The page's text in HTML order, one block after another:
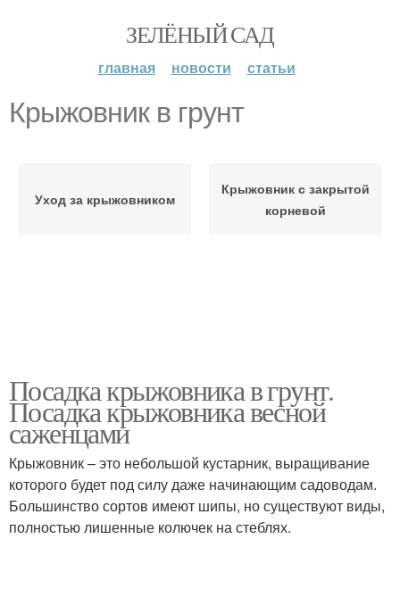
ЗЕЛЁНЫЙ САД
главная новости статьи
Крыжовник в грунт
Уход за крыжовником
Крыжовник с закрытой
корневой
Посадка крыжовника в грунт.
Посадка крыжовника весной
саженцами
Крыжовник – это небольшой кустарник, выращивание
которого будет под силу даже начинающим садоводам.
Большинство сортов имеют шипы, но существуют виды,
полностью лишенные колючек на стеблях.